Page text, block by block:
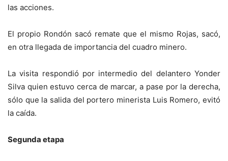
las acciones.
El propio Rondón sacó remate que el mismo Rojas, sacó,
en otra llegada de importancia del cuadro minero.
La visita respondió por intermedio del delantero Yonder
Silva quien estuvo cerca de marcar, a pase por la derecha,
sólo que la salida del portero minerista Luis Romero, evitó
la caída.
Segunda etapa